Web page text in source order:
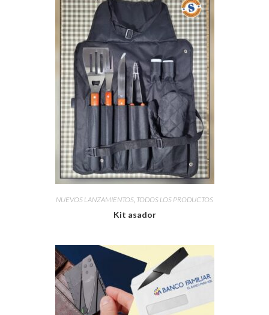
NUEVOS LANZAMIENTOS, TODOS LOS PRODUCTOS
Kit asador